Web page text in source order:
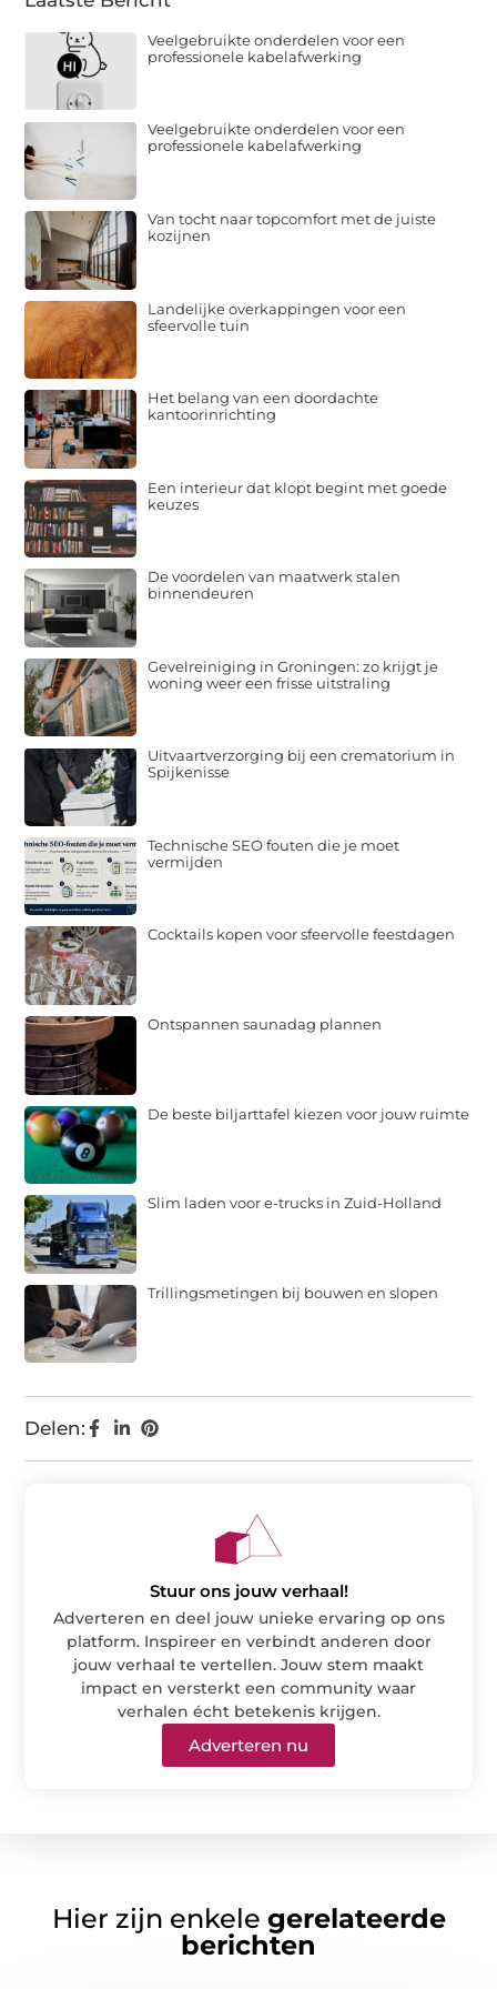
Delen:
Veelgebruikte onderdelen voor een
professionele kabelafwerking
Veelgebruikte onderdelen voor een
professionele kabelafwerking
Van tocht naar topcomfort met de juiste
kozijnen
Landelijke overkappingen voor een
sfeervolle tuin
Het belang van een doordachte
kantoorinrichting
Een interieur dat klopt begint met goede
keuzes
De voordelen van maatwerk stalen
binnendeuren
Gevelreiniging in Groningen: zo krijgt je
woning weer een frisse uitstraling
Uitvaartverzorging bij een crematorium in
Spijkenisse
Technische SEO fouten die je moet
vermijden
Cocktails kopen voor sfeervolle feestdagen
Ontspannen saunadag plannen
De beste biljarttafel kiezen voor jouw ruimte
Slim laden voor e-trucks in Zuid-Holland
Trillingsmetingen bij bouwen en slopen
Stuur ons jouw verhaal!
Adverteren en deel jouw unieke ervaring op ons
platform. Inspireer en verbindt anderen door
jouw verhaal te vertellen. Jouw stem maakt
impact en versterkt een community waar
verhalen écht betekenis krijgen.
Adverteren nu
Hier zijn enkele gerelateerde
berichten